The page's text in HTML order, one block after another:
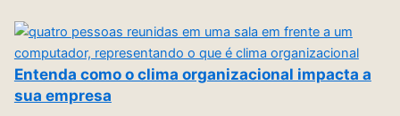
Entenda como o clima organizacional impacta a
sua empresa